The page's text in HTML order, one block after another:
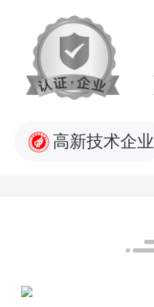
高新技术企业